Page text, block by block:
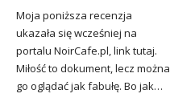
Moja poniższa recenzja
ukazała się wcześniej na
portalu NoirCafe.pl, link tutaj.
Miłość to dokument, lecz można
go oglądać jak fabułę. Bo jak…